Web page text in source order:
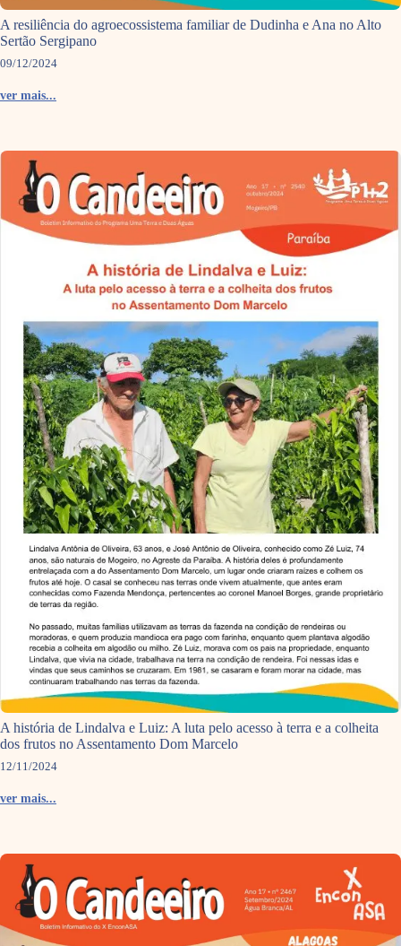
A resiliência do agroecossistema familiar de Dudinha e Ana no Alto
Sertão Sergipano
09/12/2024
ver mais...
A história de Lindalva e Luiz: A luta pelo acesso à terra e a colheita
dos frutos no Assentamento Dom Marcelo
12/11/2024
ver mais...